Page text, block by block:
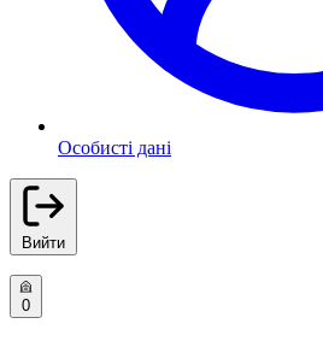
Особисті дані
Вийти
0